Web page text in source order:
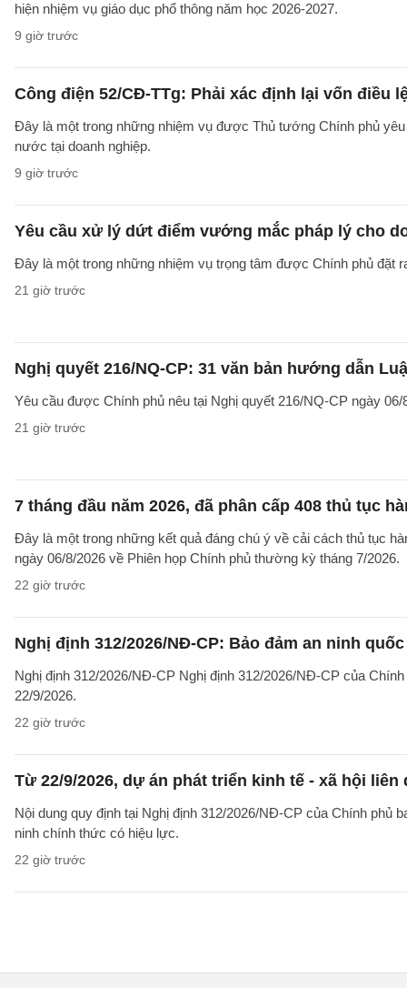
hiện nhiệm vụ giáo dục phổ thông năm học 2026-2027.
9 giờ trước
Công điện 52/CĐ-TTg: Phải xác định lại vốn điều
Đây là một trong những nhiệm vụ được Thủ tướng Chính phủ
nước tại doanh nghiệp.
9 giờ trước
Yêu cầu xử lý dứt điểm vướng mắc pháp lý cho
Đây là một trong những nhiệm vụ trọng tâm được Chính phủ đặt
21 giờ trước
Nghị quyết 216/NQ-CP: 31 văn bản hướng dẫn
Yêu cầu được Chính phủ nêu tại Nghị quyết 216/NQ-CP ngày
21 giờ trước
7 tháng đầu năm 2026, đã phân cấp 408 thủ tục
Đây là một trong những kết quả đáng chú ý về cải cách thủ tục
ngày 06/8/2026 về Phiên họp Chính phủ thường kỳ tháng 7/2026.
22 giờ trước
Nghị định 312/2026/NĐ-CP: Bảo đảm an ninh
Nghị định 312/2026/NĐ-CP Nghị định 312/2026/NĐ-CP của
22/9/2026.
22 giờ trước
Từ 22/9/2026, dự án phát triển kinh tế - xã hội
Nội dung quy định tại Nghị định 312/2026/NĐ-CP của Chính phủ
ninh chính thức có hiệu lực.
22 giờ trước